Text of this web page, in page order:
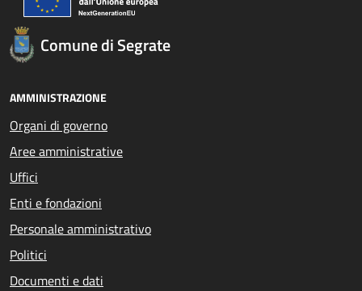
Comune di Segrate
AMMINISTRAZIONE
Organi di governo
Aree amministrative
Uffici
Enti e fondazioni
Personale amministrativo
Politici
Documenti e dati